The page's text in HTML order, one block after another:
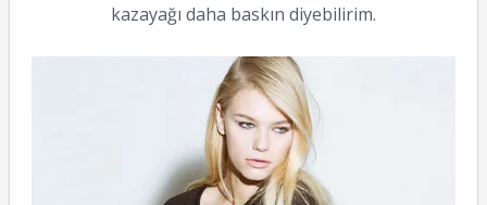
kazayağı daha baskın diyebilirim.